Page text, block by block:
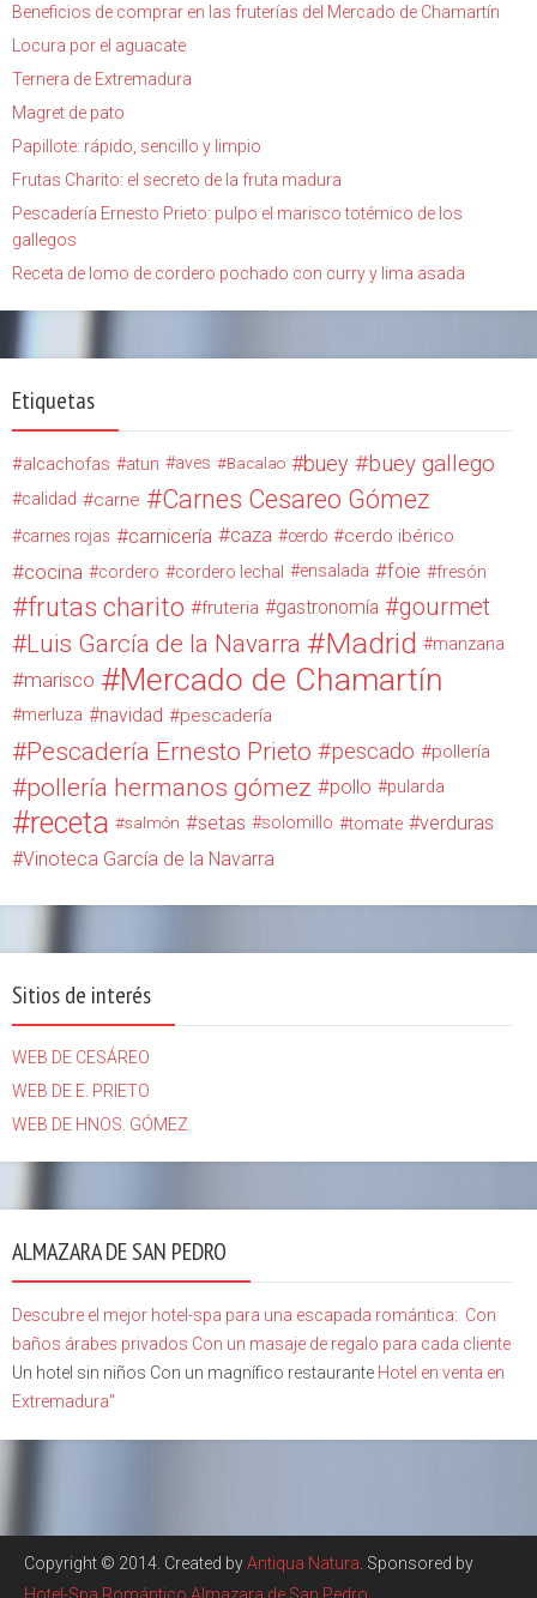
Beneficios de comprar en las fruterías del Mercado de Chamartín
Locura por el aguacate
Ternera de Extremadura
Magret de pato
Papillote: rápido, sencillo y limpio
Frutas Charito: el secreto de la fruta madura
Pescadería Ernesto Prieto: pulpo el marisco totémico de los
gallegos
Receta de lomo de cordero pochado con curry y lima asada
Etiquetas
alcachofas atun aves Bacalao buey buey gallego
calidad carne Carnes Cesareo Gómez
carnes rojas carnicería caza cerdo cerdo ibérico
cocina cordero cordero lechal ensalada foie fresón
frutas charito fruteria gastronomía gourmet
Luis García de la Navarra Madrid manzana
marisco Mercado de Chamartín
merluza navidad pescadería
Pescadería Ernesto Prieto pescado pollería
pollería hermanos gómez pollo pularda
receta salmón setas solomillo tomate
verduras
Vinoteca García de la Navarra
Sitios de interés
WEB DE CESÁREO
WEB DE E. PRIETO
WEB DE HNOS. GÓMEZ
ALMAZARA DE SAN PEDRO
Descubre el mejor hotel-spa para una escapada romántica: Con
baños árabes privados Con un masaje de regalo para cada cliente
Un hotel sin niños Con un magnífico restaurante Hotel en venta en
Extremadura"
Copyright © 2014. Created byAntiqua Natura. Sponsored by